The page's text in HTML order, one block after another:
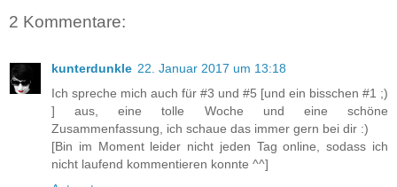
2 Kommentare:
kunterdunkle 22. Januar 2017 um 13:18
Ich spreche mich auch für #3 und #5 [und ein bisschen #1 ;)
] aus, eine tolle Woche und eine schöne
Zusammenfassung, ich schaue das immer gern bei dir :)
[Bin im Moment leider nicht jeden Tag online, sodass ich
nicht laufend kommentieren konnte ^^]